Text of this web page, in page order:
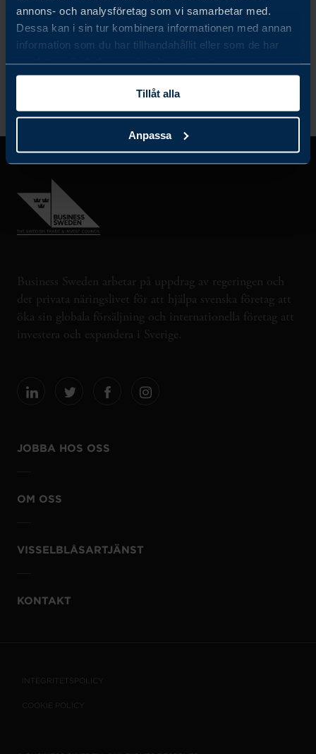
annons- och analysföretag som vi samarbetar med.
Dessa kan i sin tur kombinera informationen med annan
information som du har tillhandahållit eller som de har
samlat in när du har använt deras tjänster.
Tillåt alla
Anpassa
Business Sweden arbetar på uppdrag av regeringen och
det privata näringslivet för att hjälpa svenska företag att
öka sin globala försäljning och internationella företag att
investera och expandera i Sverige.
JOBBA HOS OSS
OM OSS
VISSELBLÅSARTJÄNST
KONTAKT
INTEGRITETSPOLICY
COOKIE POLICY